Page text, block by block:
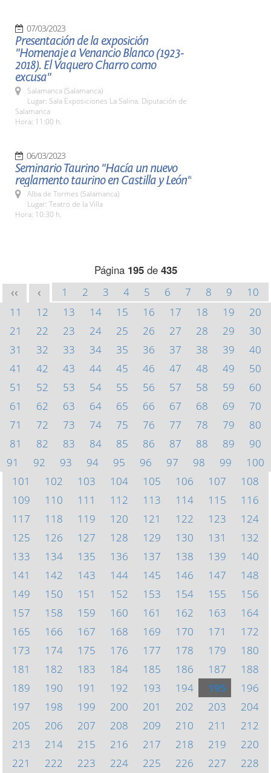
07/03/2023
Presentación de la exposición
"Homenaje a Venancio Blanco (1923-
2018). El Vaquero Charro como
excusa"
Salamanca (Salamanca)
Lugar: Sala Exposiciones La Salina. Diputación de
Salamanca
Hora: 11:00 h.
06/03/2023
Seminario Taurino "Hacía un nuevo
reglamento taurino en Castilla y León"
Alba de Tormes (Salamanca)
Lugar: Teatro de la Villa
Hora: 10:30 h.
Página 195de 435
<< < 1 2 3 4 5 6 7 8 9
10
11
12 13 14 15 16 17 18 19
20
21
22 23 24 25 26 27 28 29
30
31
32 33 34 35 36 37 38 39
40
41
42 43 44 45 46 47 48 49
50
51
52 53 54 55 56 57 58 59
60
61
62 63 64 65 66 67 68 69
70
71
72 73 74 75 76 77 78 79
80
81
82 83 84 85 86 87 88 89
90
91
92 93 94 95 96 97 98 99
100
101
102 103 104 105 106 107
108
109
110 111 112 113 114 115
116
117
118 119 120 121 122 123
124
125
126 127 128 129 130 131
132
133
134 135 136 137 138 139
140
141
142 143 144 145 146 147
148
149
150 151 152 153 154 155
156
157
158 159 160 161 162 163
164
165
166 167 168 169 170 171
172
173
174 175 176 177 178 179
180
181
182 183 184 185 186 187
188
189
190 191 192 193 194 195
196
197
198 199 200 201 202 203
204
205
206 207 208 209 210 211
212
213
214 215 216 217 218 219
220
221
222 223 224 225 226 227
228